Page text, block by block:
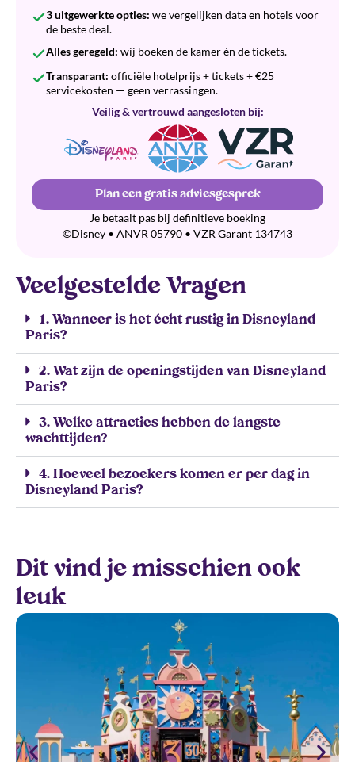
3 uitgewerkte opties: we vergelijken data en hotels voor
de beste deal.
Alles geregeld: wij boeken de kamer én de tickets.
Transparant: officiële hotelprijs + tickets + €25
servicekosten — geen verrassingen.
Veilig & vertrouwd aangesloten bij:
Plan een gratis adviesgesprek
Je betaalt pas bij definitieve boeking
©Disney • ANVR 05790 • VZR Garant 134743
Veelgestelde Vragen
1. Wanneer is het écht rustig in Disneyland
Paris?
2. Wat zijn de openingstijden van Disneyland
Paris?
3. Welke attracties hebben de langste
wachttijden?
4. Hoeveel bezoekers komen er per dag in
Disneyland Paris?
Dit vind je misschien ook
leuk